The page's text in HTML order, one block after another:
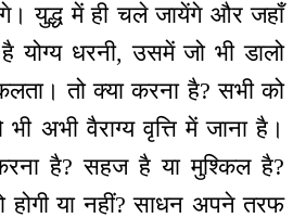
युद्ध में ही चले जायेंगे और जहाँ
योग्य धरनी, उसमें जो भी डालो
तो क्या करना है? सभी को
अभी वैराग्य वृत्ति में जाना है।
है? सहज है या मुश्किल है?
होगी या नहीं? साधन अपने तरफ